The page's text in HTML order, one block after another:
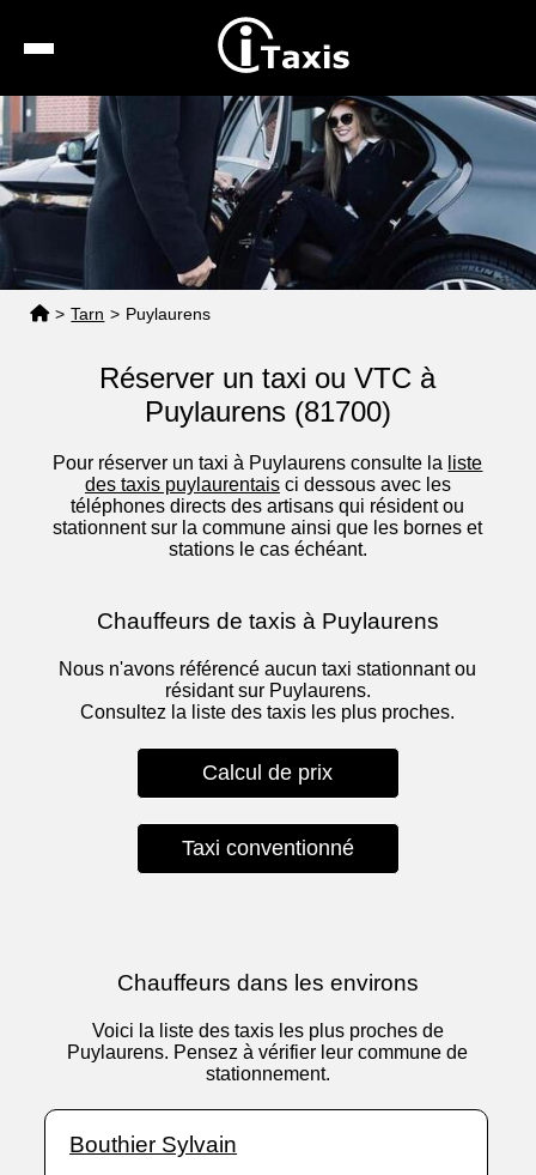
Recherche
Calcul de tarif
Taxis conventionnés
Espace pro
> Tarn > Puylaurens
Réserver un taxi ou VTC à
Puylaurens (81700)
Pour réserver un taxi à Puylaurens consulte la liste
des taxis puylaurentaisci dessous avec les
téléphones directs des artisans qui résident ou
stationnent sur la commune ainsi que les bornes et
stations le cas échéant.
Chauffeurs de taxis à Puylaurens
Nous n'avons référencé aucun taxi stationnant ou
résidant sur Puylaurens.
Consultez la liste des taxis les plus proches.
Calcul de prix
Taxi conventionné
Chauffeurs dans les environs
Voici la liste des taxis les plus proches de
Puylaurens. Pensez à vérifier leur commune de
stationnement.
Bouthier Sylvain